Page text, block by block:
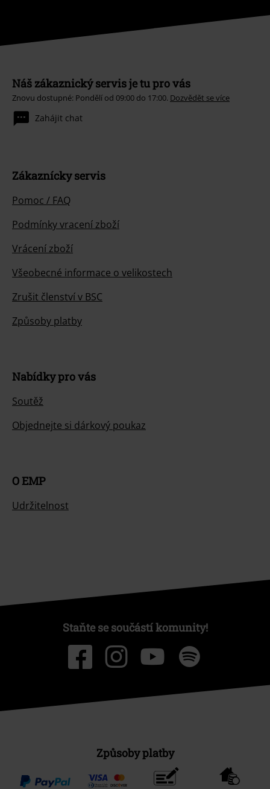
Náš zákaznický servis je tu pro vás
Znovu dostupné: Pondělí od 09:00 do 17:00. Dozvědět se více
Zahájit chat
Zákaznícky servis
Pomoc / FAQ
Podmínky vracení zboží
Vrácení zboží
Všeobecné informace o velikostech
Zrušit členství v BSC
Způsoby platby
Nabídky pro vás
Soutěž
Objednejte si dárkový poukaz
O EMP
Udržitelnost
Staňte se součástí komunity!
Způsoby platby